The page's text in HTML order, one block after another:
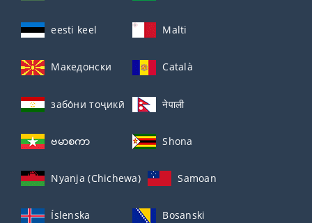
eesti keel Malti
Македонски Català
забо́ни тоҷикӣ́ नेपाली
ဗမာစကာ Shona
Nyanja (Chichewa) Samoan
Íslenska Bosanski